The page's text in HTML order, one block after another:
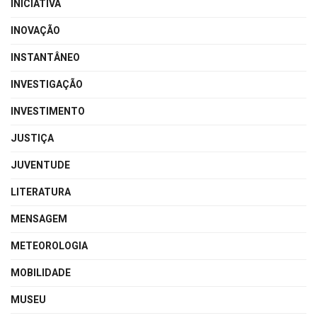
INICIATIVA
INOVAÇÃO
INSTANTÂNEO
INVESTIGAÇÃO
INVESTIMENTO
JUSTIÇA
JUVENTUDE
LITERATURA
MENSAGEM
METEOROLOGIA
MOBILIDADE
MUSEU